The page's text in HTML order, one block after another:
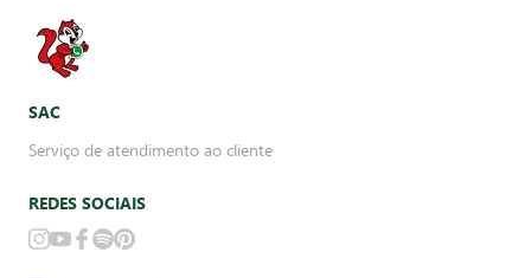
SAC
Serviço de atendimento ao cliente
REDES SOCIAIS